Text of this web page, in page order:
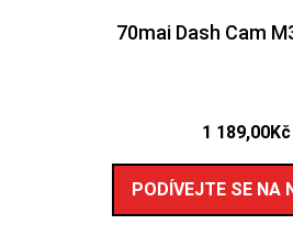
70mai Dash Cam
1 189,00Kč
PODÍVEJTE SE NA